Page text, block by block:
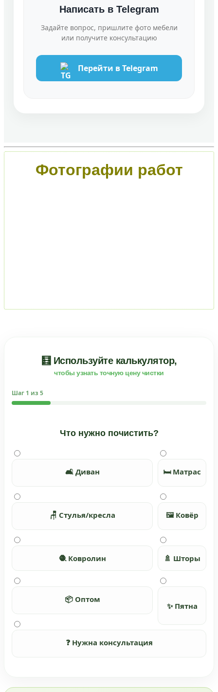
Написать в Telegram
Задайте вопрос, пришлите фото мебели
или получите консультацию
Перейти в Telegram
Фотографии работ
🧮 Используйте калькулятор,
чтобы узнать точную цену чистки
Шаг 1 из 5
Что нужно почистить?
🛋️ Диван 🛏️ Матрас
🪑 Стулья/кресла 🖼️ Ковёр
🧶 Ковролин 🚿 Шторы
📦 Оптом
✨ Пятна
❓ Нужна консультация